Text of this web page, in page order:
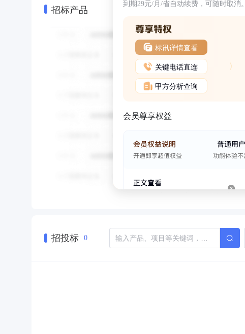
招标产品 到期29元/月/省自动续费，可随时取消。
标讯详情查看
关键电话直连
甲方分析查询
会员尊享权益
招投标 0